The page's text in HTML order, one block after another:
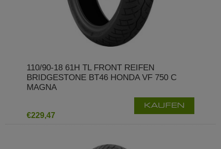
110/90-18 61H TL FRONT REIFEN
BRIDGESTONE BT46 HONDA VF 750 C
MAGNA
€229,47
KAUFEN